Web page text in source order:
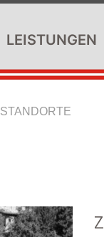
LEISTUNGEN
STANDORTE